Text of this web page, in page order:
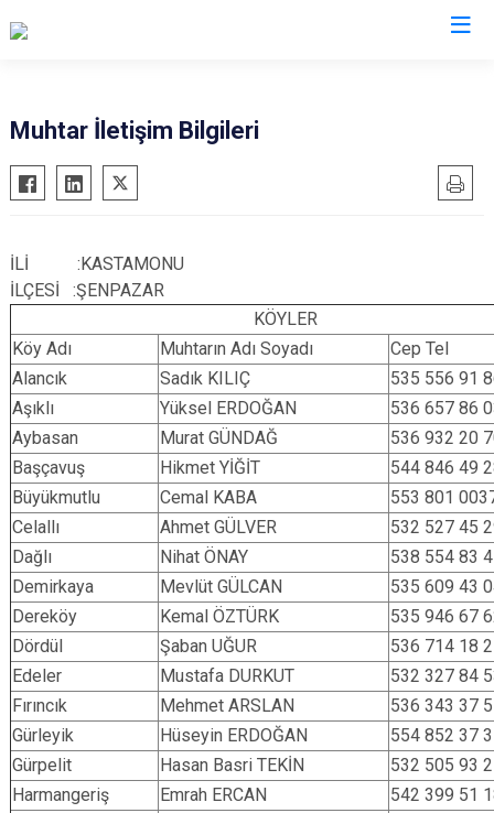
Abana
Ağlı
Azdavay
Bozkurt
Çatalzeytin
Cide
Daday
Devrekani
Doğanyurt
Pınarbaşı
Şenpazar
Taşköprü
Tosya
Muhtar İletişim Bilgileri
İLİ :KASTAMONU
İLÇESİ :ŞENPAZAR
KÖYLER
Köy Adı
Muhtarın Adı Soyadı
Cep Tel
Alancık
Sadık KILIÇ
535 556 91
Aşıklı
Yüksel ERDOĞAN
536 657 86
Aybasan
Murat GÜNDAĞ
536 932 20
Başçavuş
Hikmet YİĞİT
544 846 49
Büyükmutlu
Cemal KABA
553 801
Celallı
Ahmet GÜLVER
532 527 45
Dağlı
Nihat ÖNAY
538 554 83
Demirkaya
Mevlüt GÜLCAN
535 609 43
Dereköy
Kemal ÖZTÜRK
535 946 67
Dördül
Şaban UĞUR
536 714 18
Edeler
Mustafa DURKUT
532 327 84
Fırıncık
Mehmet ARSLAN
536 343 37
Gürleyik
Hüseyin ERDOĞAN
554 852 37
Gürpelit
Hasan Basri TEKİN
532 505 93
Harmangeriş
Emrah ERCAN
542 399 51